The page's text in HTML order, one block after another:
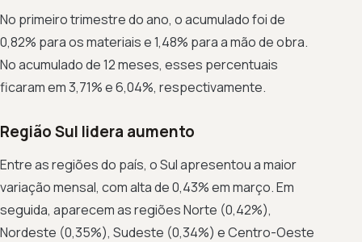
No primeiro trimestre do ano, o acumulado foi de
0,82% para os materiais e 1,48% para a mão de obra.
No acumulado de 12 meses, esses percentuais
ficaram em 3,71% e 6,04%, respectivamente.
Região Sul lidera aumento
Entre as regiões do país, o Sul apresentou a maior
variação mensal, com alta de 0,43% em março. Em
seguida, aparecem as regiões Norte (0,42%),
Nordeste (0,35%), Sudeste (0,34%) e Centro-Oeste